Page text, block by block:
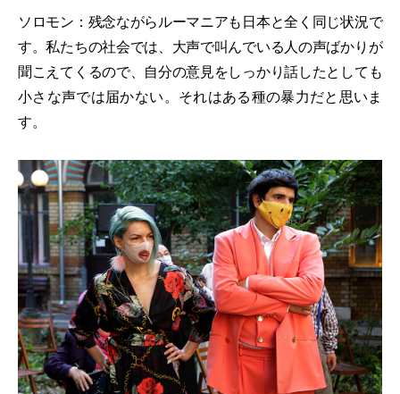
ソロモン：残念ながらルーマニアも日本と全く同じ状況で
す。私たちの社会では、大声で叫んでいる人の声ばかりが
聞こえてくるので、自分の意見をしっかり話したとしても
小さな声では届かない。それはある種の暴力だと思いま
す。